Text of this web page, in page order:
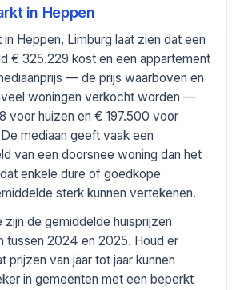
in Heppen
in Heppen, Limburg laat zien dat een
€ 325.229 kost en een appartement
— de prijs waarboven en
woningen verkocht worden —
voor huizen en € 197.500 voor
mediaan geeft vaak een
van een doorsnee woning dan het
enkele dure of goedkope
sterk kunnen vertekenen.
zijn de gemiddelde huisprijzen
tussen 2024 en 2025. Houd er
prijzen van jaar tot jaar kunnen
in gemeenten met een beperkt